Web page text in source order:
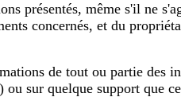
présentés, même s'il ne
concernés, et du
de tout ou partie des
sur quelque support que